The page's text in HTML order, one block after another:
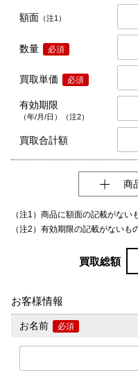
額面 （注1）
数量 必須
買取単価 必須
有効期限
（年/月/日）（注2）
買取合計額
商
（注1）商品に額面の記載がない
（注2）有効期限の記載がないも
買取総額
お客様情報
お名前 必須